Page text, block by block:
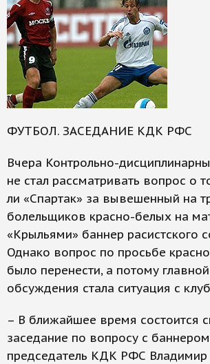
ФУТБОЛ. ЗАСЕДАНИЕ КДК РФС
Вчера Контрольно-
не стал рассматривать вопрос о
ли «Спартак» за вывешенный на
болельщиков красно-белых на
«Крыльями» баннер расистского
Однако вопрос по просьбе
было перенести, а потому
обсуждения стала ситуация с
– В ближайшее время состоится
заседание по вопросу с
председатель КДК РФС Владимир